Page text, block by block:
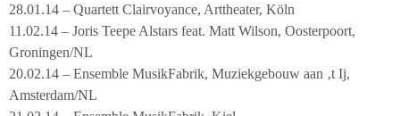
28.01.14 – Quartett Clairvoyance, Arttheater, Köln
11.02.14 – Joris Teepe Alstars feat. Matt Wilson, Oosterpoort,
Groningen/NL
20.02.14 – Ensemble MusikFabrik, Muziekgebouw aan ‚t Ij,
Amsterdam/NL